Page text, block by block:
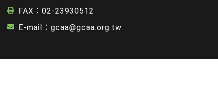
FAX：02-23930512
E-mail：gcaa@gcaa.org.tw